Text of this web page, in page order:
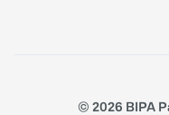
© 2026 BIPA